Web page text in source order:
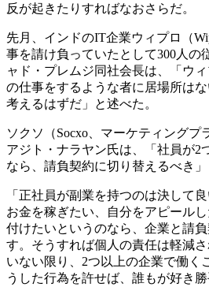
反が起きたりすればなおさらだ。
先月、インドのIT企業ウィプロ（
事を請け負っていたとして300人の
ャド・プレムジ同社会長は、「ウ
の仕事をするような者に居場所は
考えるはずだ」と述べた。
ソクソ（Socxo、マーケティングプ
アジト・ナラヤン氏は、「社員が2
なら、請負契約に切り替えるべき」
「正社員が副業を持つのは決して
お金を稼ぎたい、自分をアピール
付けたいというのなら、企業と請
す。そうすれば個人の責任は軽減
いない限り、2つ以上の企業で働く
うした行為を許せば、誰もが好き